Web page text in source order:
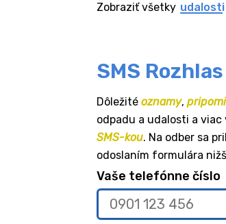
Zobraziť všetky udalosti
SMS Rozhlas
Dôležité oznamy,
odpadu a udalosti a viac
SMS-kou. Na odber sa
odoslaním formulára
Vaše telefónne číslo